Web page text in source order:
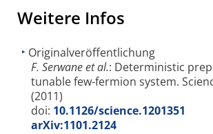
Weitere Infos
Originalveröffentlichung
F. Serwane et al.: Deterministic
tunable few-fermion system.
(2011)
doi: 10.1126/science.1201351
arXiv:1101.2124